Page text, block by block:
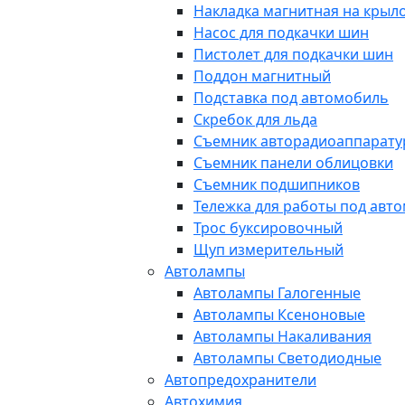
Накладка магнитная на
Насос для подкачки шин
Пистолет для подкачки шин
Поддон магнитный
Подставка под автомобиль
Скребок для льда
Съемник
Съемник панели облицовки
Съемник подшипников
Тележка для работы под
Трос буксировочный
Щуп измерительный
Автолампы
Автолампы Галогенные
Автолампы Ксеноновые
Автолампы Накаливания
Автолампы Светодиодные
Автопредохранители